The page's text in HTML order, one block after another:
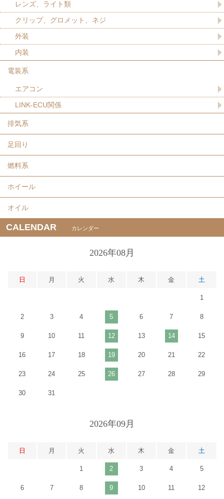
レンズ、ライト類
クリップ、グロメット、ネジ
外装
内装
電装系
エアコン
LINK-ECU関係
排気系
足回り
燃料系
ホイール
オイル
CALENDAR カレンダー
2026年08月
日 月 火 水 木 金 土
1
2 3 4 5 6 7 8
9 10 11 12 13 14 15
16 17 18 19 20 21 22
23 24 25 26 27 28 29
30 31
2026年09月
日 月 火 水 木 金 土
1 2 3 4 5
6 7 8 9 10 11 12